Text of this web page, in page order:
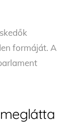
formáját. A